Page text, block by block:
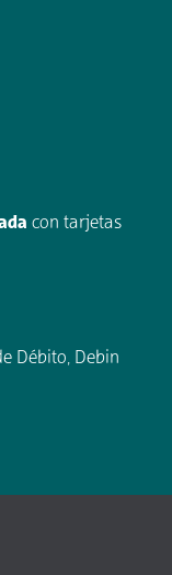
con tarjetas
Débito, Debin